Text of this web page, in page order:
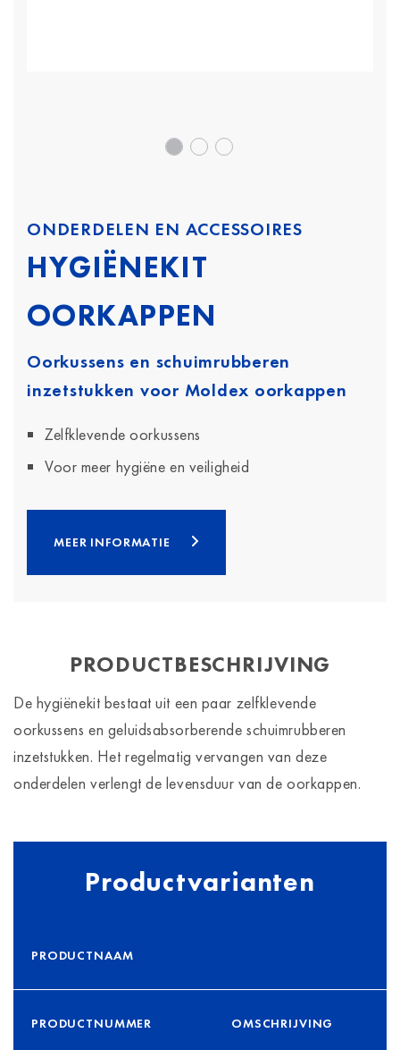
ONDERDELEN EN ACCESSOIRES
HYGIËNEKIT
OORKAPPEN
Oorkussens en schuimrubberen
inzetstukken voor Moldex oorkappen
Zelfklevende oorkussens
Voor meer hygiëne en veiligheid
MEER INFORMATIE
PRODUCTBESCHRIJVING
De hygiënekit bestaat uit een paar zelfklevende
oorkussens en geluidsabsorberende schuimrubberen
inzetstukken. Het regelmatig vervangen van deze
onderdelen verlengt de levensduur van de oorkappen.
Productvarianten
PRODUCTNAAM
PRODUCTNUMMER OMSCHRIJVING